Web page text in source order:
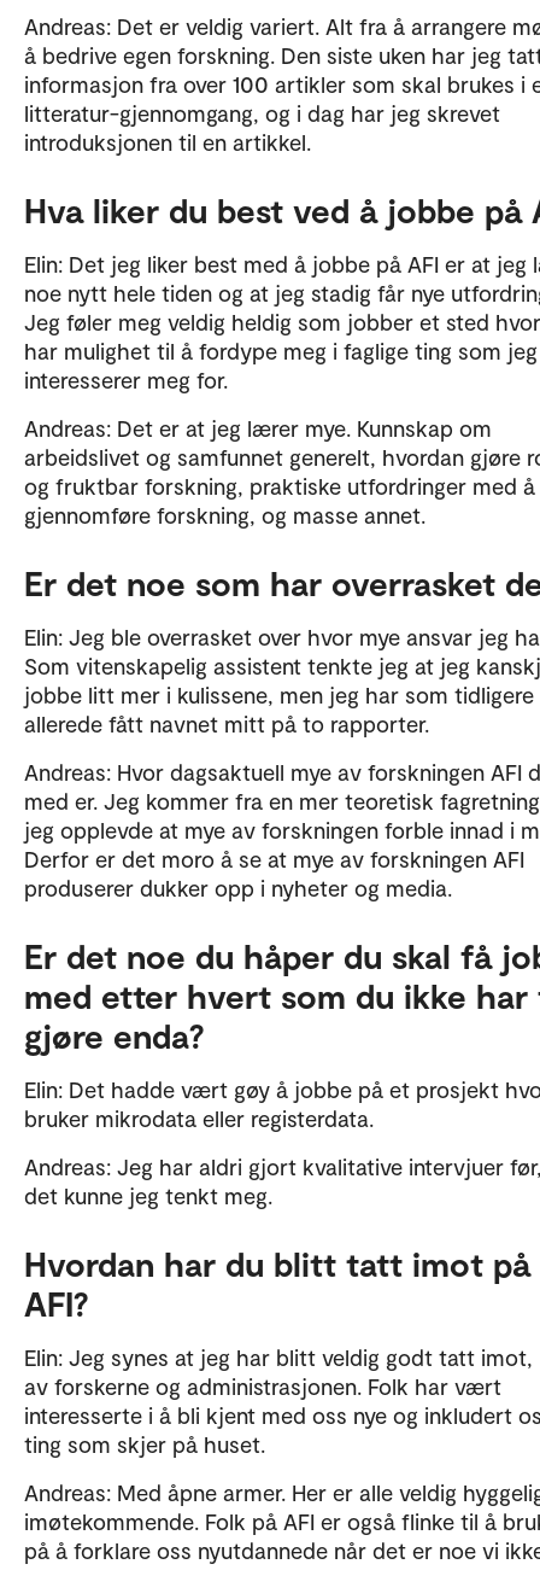
Andreas: Det er veldig variert. Alt fra å arrangere
å bedrive egen forskning. Den siste uken har jeg
informasjon fra over 100 artikler som skal brukes i
litteratur-gjennomgang, og i dag har jeg skrevet
introduksjonen til en artikkel.
Hva liker du best ved å jobbe på
Elin: Det jeg liker best med å jobbe på AFI er at jeg
noe nytt hele tiden og at jeg stadig får nye
Jeg føler meg veldig heldig som jobber et sted
har mulighet til å fordype meg i faglige ting som jeg
interesserer meg for.
Andreas: Det er at jeg lærer mye. Kunnskap om
arbeidslivet og samfunnet generelt, hvordan gjøre
og fruktbar forskning, praktiske utfordringer med å
gjennomføre forskning, og masse annet.
Er det noe som har overrasket
Elin: Jeg ble overrasket over hvor mye ansvar jeg
Som vitenskapelig assistent tenkte jeg at jeg
jobbe litt mer i kulissene, men jeg har som tidligere
allerede fått navnet mitt på to rapporter.
Andreas: Hvor dagsaktuell mye av forskningen AFI
med er. Jeg kommer fra en mer teoretisk
jeg opplevde at mye av forskningen forble innad i
Derfor er det moro å se at mye av forskningen AFI
produserer dukker opp i nyheter og media.
Er det noe du håper du skal få
med etter hvert som du ikke
gjøre enda?
Elin: Det hadde vært gøy å jobbe på et prosjekt
bruker mikrodata eller registerdata.
Andreas: Jeg har aldri gjort kvalitative intervjuer
det kunne jeg tenkt meg.
Hvordan har du blitt tatt imot på
AFI?
Elin: Jeg synes at jeg har blitt veldig godt tatt imot,
av forskerne og administrasjonen. Folk har vært
interesserte i å bli kjent med oss nye og inkludert
ting som skjer på huset.
Andreas: Med åpne armer. Her er alle veldig
imøtekommende. Folk på AFI er også flinke til å
på å forklare oss nyutdannede når det er noe vi